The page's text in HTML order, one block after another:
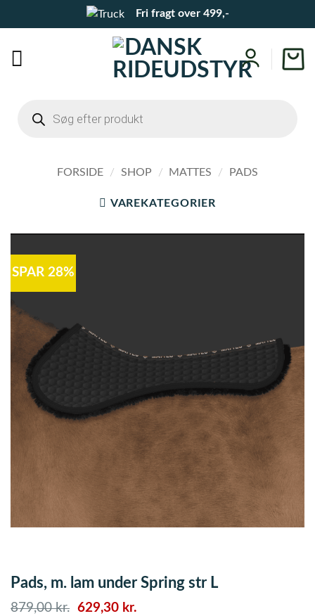
Fri fragt over 499,-
search
FORSIDE / SHOP / MATTES / PADS
VAREKATEGORIER
SPAR 28%
Pads, m. lam under Spring str L
879,00kr. Den
629,30 kr.Den